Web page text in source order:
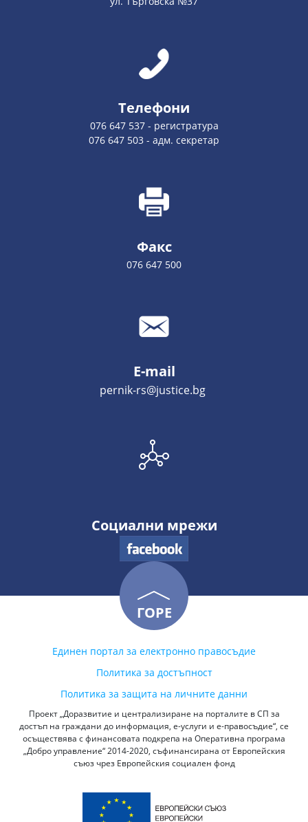
Телефони
076 647 537 - регистратура
076 647 503 - адм. секретар
Факс
076 647 500
E-mail
pernik-rs@justice.bg
Социални мрежи
ГОРЕ
Единен портал за електронно правосъдие
Политика за достъпност
Политика за защита на личните данни
Проект „Доразвитие и централизиране на порталите в СП за
достъп на граждани до информация, е-услуги и е-правосъдие“, се
осъществява с финансовата подкрепа на Оперативна програма
„Добро управление“ 2014-2020, съфинансирана от Европейския
съюз чрез Европейския социален фонд